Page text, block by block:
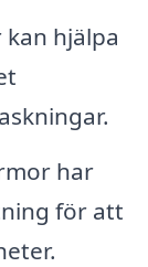
hjälpa
har
för att